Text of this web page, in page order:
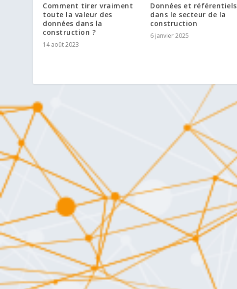
Comment tirer vraiment
toute la valeur des
données dans la
construction ?
14 août 2023
Données et référentiels
dans le secteur de la
construction
6 janvier 2025